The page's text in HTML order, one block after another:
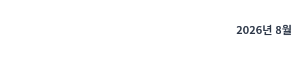
2026년 8